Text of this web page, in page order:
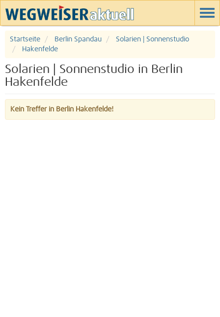
Startseite Berlin Spandau
Solarien | Sonnenstudio
Hakenfelde
Solarien | Sonnenstudio in Berlin
Hakenfelde
Kein Treffer in Berlin Hakenfelde!